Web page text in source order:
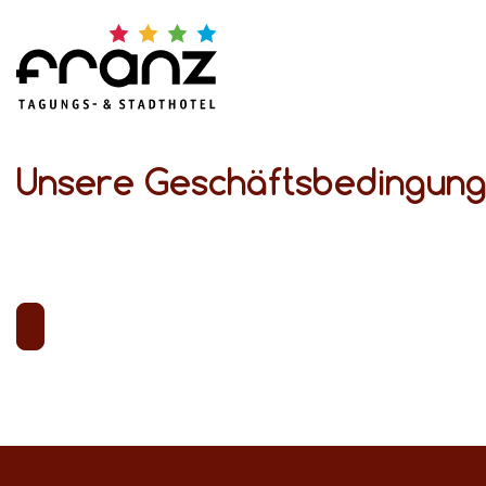
Unsere